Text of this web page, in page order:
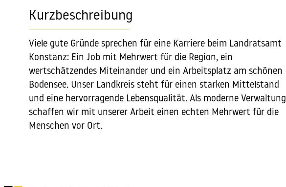
Kurzbeschreibung
Viele gute Gründe sprechen für eine Karriere beim Landratsamt
Konstanz: Ein Job mit Mehrwert für die Region, ein
wertschätzendes Miteinander und ein Arbeitsplatz am schönen
Bodensee. Unser Landkreis steht für einen starken Mittelstand
und eine hervorragende Lebensqualität. Als moderne Verwaltung
schaffen wir mit unserer Arbeit einen echten Mehrwert für die
Menschen vor Ort.